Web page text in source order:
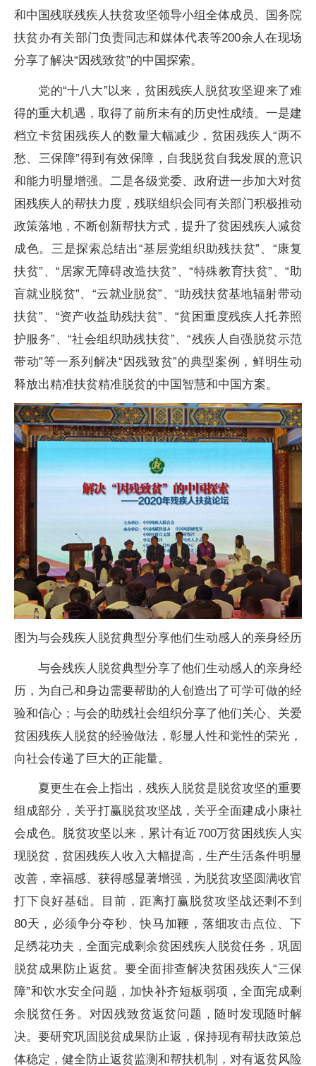
和中国残联残疾人扶贫攻坚领导小组全体成员、国务院
扶贫办有关部门负责同志和媒体代表等200余人在现场
分享了解决“因残致贫”的中国探索。
党的“十八大”以来，贫困残疾人脱贫攻坚迎来了难
得的重大机遇，取得了前所未有的历史性成绩。一是建
档立卡贫困残疾人的数量大幅减少，贫困残疾人“两不
愁、三保障”得到有效保障，自我脱贫自我发展的意识
和能力明显增强。二是各级党委、政府进一步加大对贫
困残疾人的帮扶力度，残联组织会同有关部门积极推动
政策落地，不断创新帮扶方式，提升了贫困残疾人减贫
成色。三是探索总结出“基层党组织助残扶贫”、“康复
扶贫”、“居家无障碍改造扶贫”、“特殊教育扶贫”、“助
盲就业脱贫”、“云就业脱贫”、“助残扶贫基地辐射带动
扶贫”、“资产收益助残扶贫”、“贫困重度残疾人托养照
护服务”、“社会组织助残扶贫”、“残疾人自强脱贫示范
带动”等一系列解决“因残致贫”的典型案例，鲜明生动
释放出精准扶贫精准脱贫的中国智慧和中国方案。
图为与会残疾人脱贫典型分享他们生动感人的亲身经历
与会残疾人脱贫典型分享了他们生动感人的亲身经
历，为自己和身边需要帮助的人创造出了可学可做的经
验和信心；与会的助残社会组织分享了他们关心、关爱
贫困残疾人脱贫的经验做法，彰显人性和党性的荣光，
向社会传递了巨大的正能量。
夏更生在会上指出，残疾人脱贫是脱贫攻坚的重要
组成部分，关乎打赢脱贫攻坚战，关乎全面建成小康社
会成色。脱贫攻坚以来，累计有近700万贫困残疾人实
现脱贫，贫困残疾人收入大幅提高，生产生活条件明显
改善，幸福感、获得感显著增强，为脱贫攻坚圆满收官
打下良好基础。目前，距离打赢脱贫攻坚战还剩不到
80天，必须争分夺秒、快马加鞭，落细攻击点位、下
足绣花功夫，全面完成剩余贫困残疾人脱贫任务，巩固
脱贫成果防止返贫。要全面排查解决贫困残疾人“三保
障”和饮水安全问题，加快补齐短板弱项，全面完成剩
余脱贫任务。对因残致贫返贫问题，随时发现随时解
决。要研究巩固脱贫成果防止返，保持现有帮扶政策总
体稳定，健全防止返贫监测和帮扶机制，对有返贫风险